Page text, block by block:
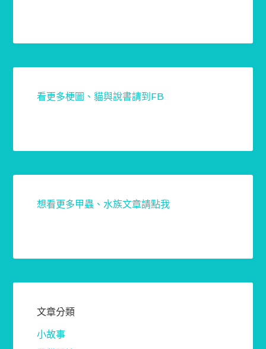
看更多梗圖、貓與說書請到FB
想看更多甲蟲、水族文章請點我
文章分類
小故事